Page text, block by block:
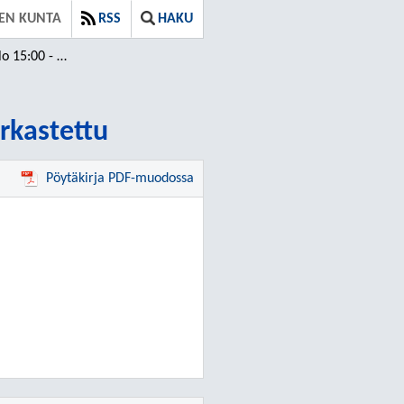
KUNTA RSS HAKU
/ Tarkastettu
Pöytäkirja PDF-muodossa